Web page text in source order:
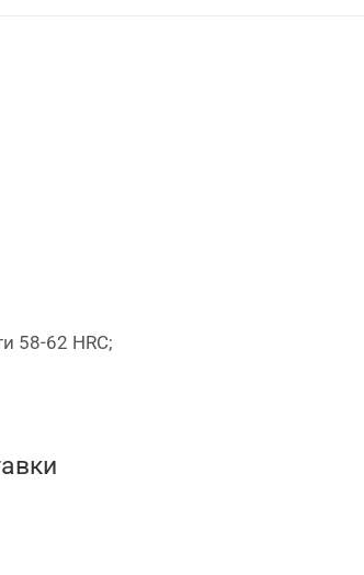
58-62 HRC;